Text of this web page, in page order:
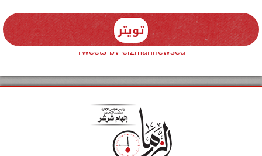
تويتر
Tweets by elzmannewseg